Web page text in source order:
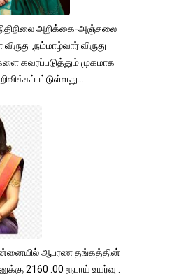
அறிக்கை-அஞ்சலை
,நம்மாழ்வார் விருது
கவரப்படுத்தும் முகமாக
ஆபரண தங்கத்தின்
2160 .00 ரூபாய் உயர்வு .